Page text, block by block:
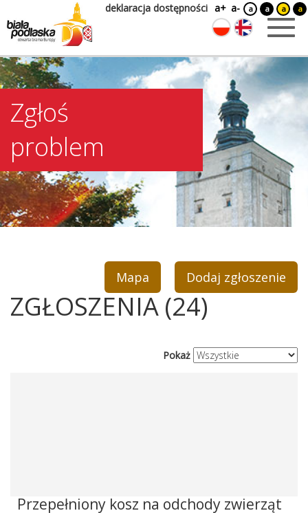
deklaracja dostępności a+ a- a a a a
Zgłoś
problem
Dodaj zgłoszenie
Mapa
ZGŁOSZENIA (24)
Pokaż
Przepełniony kosz na odchody zwierząt